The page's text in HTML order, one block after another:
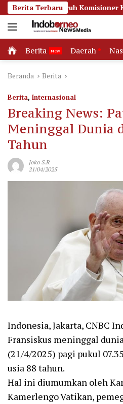
Langsung
ke
konten
Berita Terbaru
Komisioner KPU Kotim
Home
Berita Daerah
Beranda Berita
Berita, Internasional
Breaking News:
Meninggal Dunia
Tahun
Joko S.R
21/04/2025
Indonesia, Jakarta, CNBC
Fransiskus meninggal
(21/4/2025) pagi pukul
usia 88 tahun.
Hal ini diumumkan oleh
Kamerlengo Vatikan,